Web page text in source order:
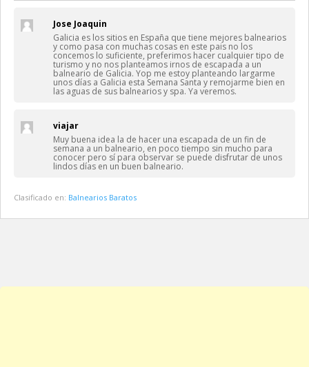
Jose Joaquin
Galicia es los sitios en España que tiene mejores balnearios
y como pasa con muchas cosas en este pais no los
concemos lo suficiente, preferimos hacer cualquier tipo de
turismo y no nos planteamos irnos de escapada a un
balneario de Galicia. Yop me estoy planteando largarme
unos días a Galicia esta Semana Santa y remojarme bien en
las aguas de sus balnearios y spa. Ya veremos.
viajar
Muy buena idea la de hacer una escapada de un fin de
semana a un balneario, en poco tiempo sin mucho para
conocer pero sí para observar se puede disfrutar de unos
lindos días en un buen balneario.
Clasificado en: Balnearios Baratos